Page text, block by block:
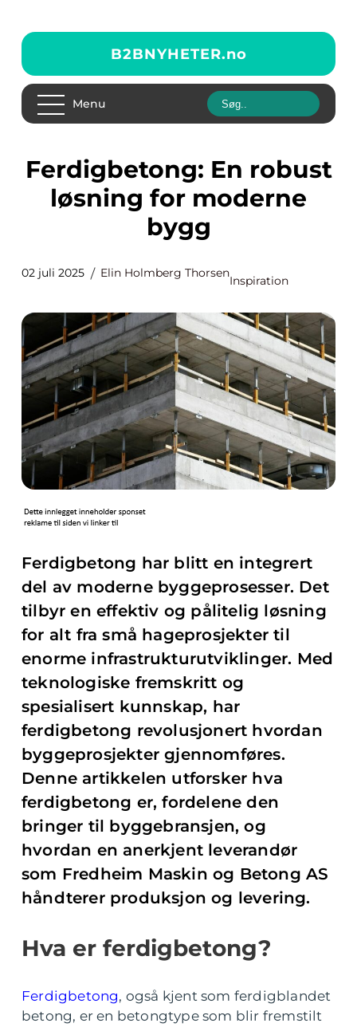
B2BNYHETER.no
Menu
Ferdigbetong: En robust
løsning for moderne
bygg
02 juli 2025 Elin Holmberg Thorsen
Inspiration
Ferdigbetong har blitt en integrert
del av moderne byggeprosesser. Det
tilbyr en effektiv og pålitelig løsning
for alt fra små hageprosjekter til
enorme infrastrukturutviklinger. Med
teknologiske fremskritt og
spesialisert kunnskap, har
ferdigbetong revolusjonert hvordan
byggeprosjekter gjennomføres.
Denne artikkelen utforsker hva
ferdigbetong er, fordelene den
bringer til byggebransjen, og
hvordan en anerkjent leverandør
som Fredheim Maskin og Betong AS
håndterer produksjon og levering.
Hva er ferdigbetong?
Ferdigbetong, også kjent som ferdigblandet
betong, er en betongtype som blir fremstilt